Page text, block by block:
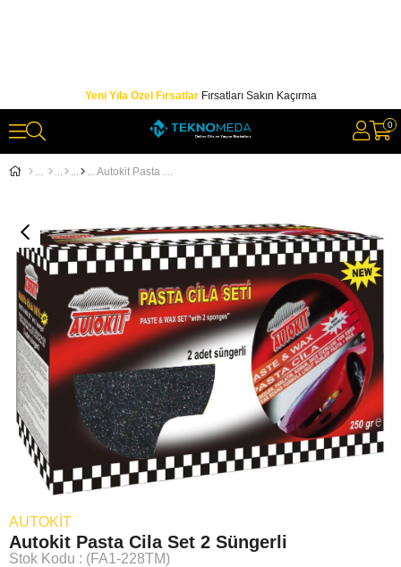
Yeni Yıla Özel FırsatlarFırsatları Sakın Kaçırma
0
Autokit Pasta Cila Set 2 Süngerli
AUTOKIT
Autokit Pasta Cila Set 2 Süngerli
Stok Kodu (FA1-228TM)